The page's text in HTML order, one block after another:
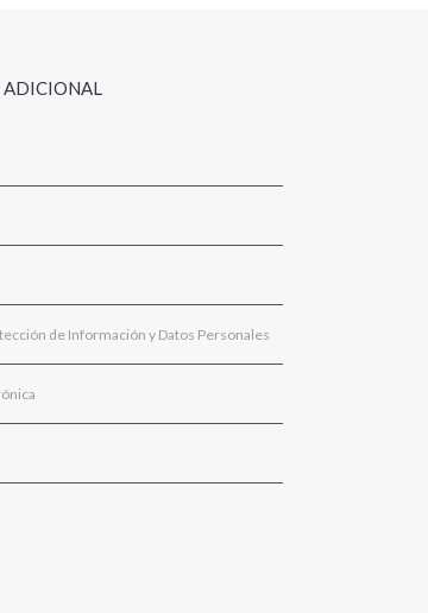
de Información y Datos Personales